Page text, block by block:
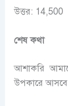
উত্তর: 14,500
শেষ কথা
আশাকরি
উপকারে